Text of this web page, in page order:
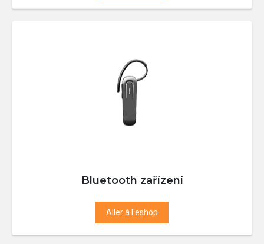
Bluetooth zařízení
Aller à l'eshop